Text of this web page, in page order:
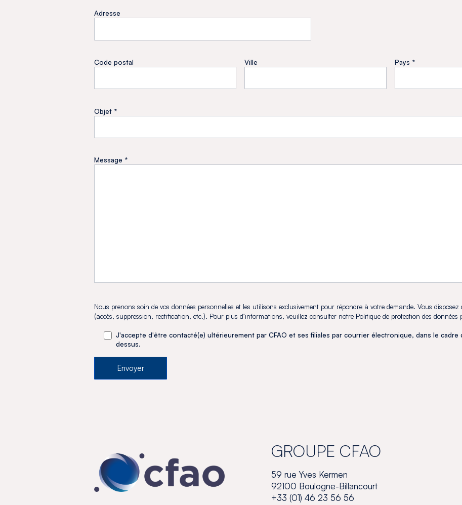
Adresse
Code postal Ville Pays *
Objet *
Message *
Nous prenons soin de vos données personnelles et les utilisons exclusivement pour répondre à votre demande. Vous disposez
(accès, suppression, rectification, etc.). Pour plus d’informations, veuillez consulter notre Politique de protection des données
J'accepte d'être contacté(e) ultérieurement par CFAO et ses filiales par courrier électronique, dans le cadre
dessus.
GROUPE CFAO
59 rue Yves Kermen
92100 Boulogne-Billancourt
+33 (01) 46 23 56 56